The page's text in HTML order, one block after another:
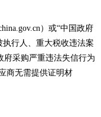
）或“中国政府
执行人、重大税收违法案
府采购严重违法失信行为
商无需提供证明材